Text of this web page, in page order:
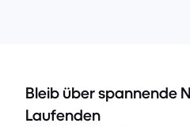
Bleib über spannende
Laufenden